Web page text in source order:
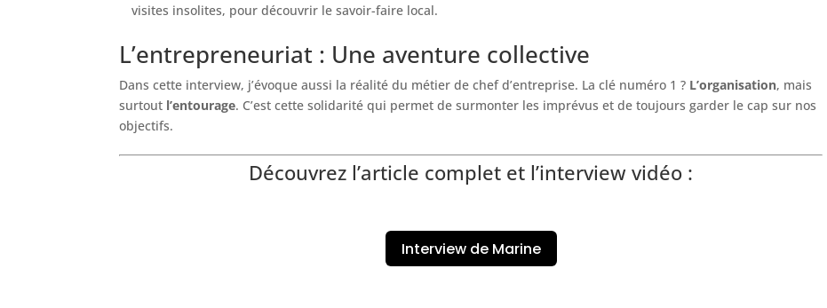
visites insolites, pour découvrir le savoir-faire local.
L’entrepreneuriat : Une aventure collective
Dans cette interview, j’évoque aussi la réalité du métier de chef d’entreprise. La clé numéro 1 ? L’organisation, mais
surtout l’entourage. C’est cette solidarité qui permet de surmonter les imprévus et de toujours garder le cap sur nos
objectifs.
Découvrez l’article complet et l’interview vidéo :
Interview de Marine